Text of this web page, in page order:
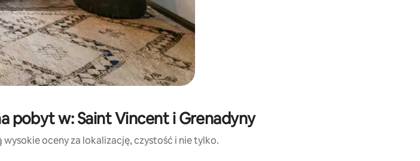
pobyt w: Saint Vincent i Grenadyny
oceny za lokalizację, czystość i nie tylko.